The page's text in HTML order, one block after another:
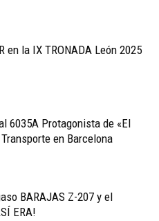
en la IX TRONADA León 2025
6035A Protagonista de «El
en Barcelona
BARAJAS Z-207 y el
ERA!